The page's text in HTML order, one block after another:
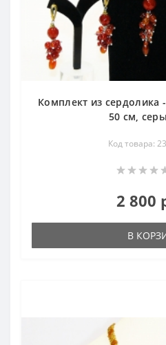
Комплект из
50 см,
Код товара:
2 800
В